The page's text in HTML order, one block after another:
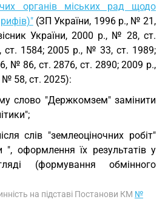
органів міських рад щодо
(ЗП України, 1996 р., № 21,
України, 2000 р., № 28, ст.
1584; 2005 р., № 33, ст. 1989;
№ 86, ст. 2876, ст. 2890; 2009 р.,
58, ст. 2025):
слово "Держкомзем" замінити
слів "землеоціночних робіт"
оформлення їх результатів у
(формування обмінного
на підставі Постанови КМ №